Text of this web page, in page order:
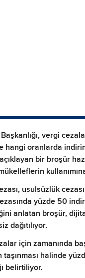
vergi
hangi oranlarda
bir broşür
usulsüzlük
yüzde 50
anlatan broşür,
dağıtılıyor.
için zamanında
taşınması halinde
belirtiliyor.